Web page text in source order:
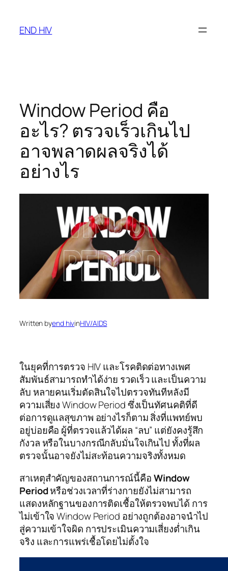
content
END HIV
Window Period คือ
อะไร? ตรวจเร็วเกินไป
อาจพลาดผลจริงได้
อย่างไร
Written byend hivinHIV/AIDS
ในยุคที่การตรวจ HIV และโรคติดต่อทางเพศ
สัมพันธ์สามารถทำได้ง่าย รวดเร็ว และเป็นความ
ลับ หลายคนเริ่มตัดสินใจไปตรวจทันทีหลังมี
ความเสี่ยง Window Period ซึ่งเป็นทัศนคติที่ดี
ต่อการดูแลสุขภาพ อย่างไรก็ตาม สิ่งที่แพทย์พบ
อยู่บ่อยคือ ผู้ที่ตรวจแล้วได้ผล “ลบ” แต่ยังคงรู้สึก
กังวล หรือในบางกรณีกลับมั่นใจเกินไป ทั้งที่ผล
ตรวจนั้นอาจยังไม่สะท้อนความจริงทั้งหมด
สาเหตุสำคัญของสถานการณ์นี้คือWindow
Periodหรือช่วงเวลาที่ร่างกายยังไม่สามารถ
แสดงหลักฐานของการติดเชื้อให้ตรวจพบได้ การ
ไม่เข้าใจ Window Period อย่างถูกต้องอาจนำไป
สู่ความเข้าใจผิด การประเมินความเสี่ยงต่ำเกิน
จริง และการแพร่เชื้อโดยไม่ตั้งใจ